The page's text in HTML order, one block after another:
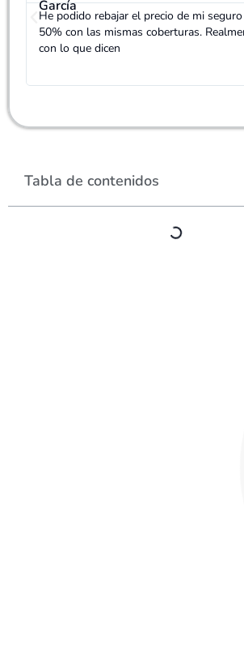
He podido rebajar el precio de mi
50% con las mismas coberturas.
con lo que dicen
Tabla de contenidos